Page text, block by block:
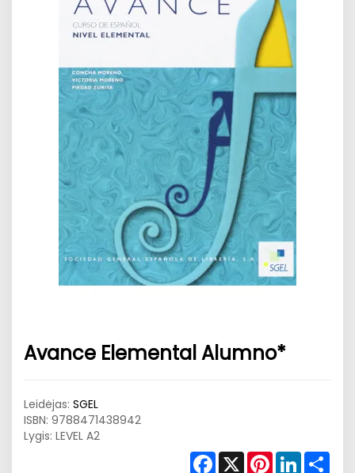
Avance Elemental Alumno*
Leidėjas: SGEL
ISBN: 9788471438942
Lygis: LEVEL A2
Facebook
X PinterestLinkedIn